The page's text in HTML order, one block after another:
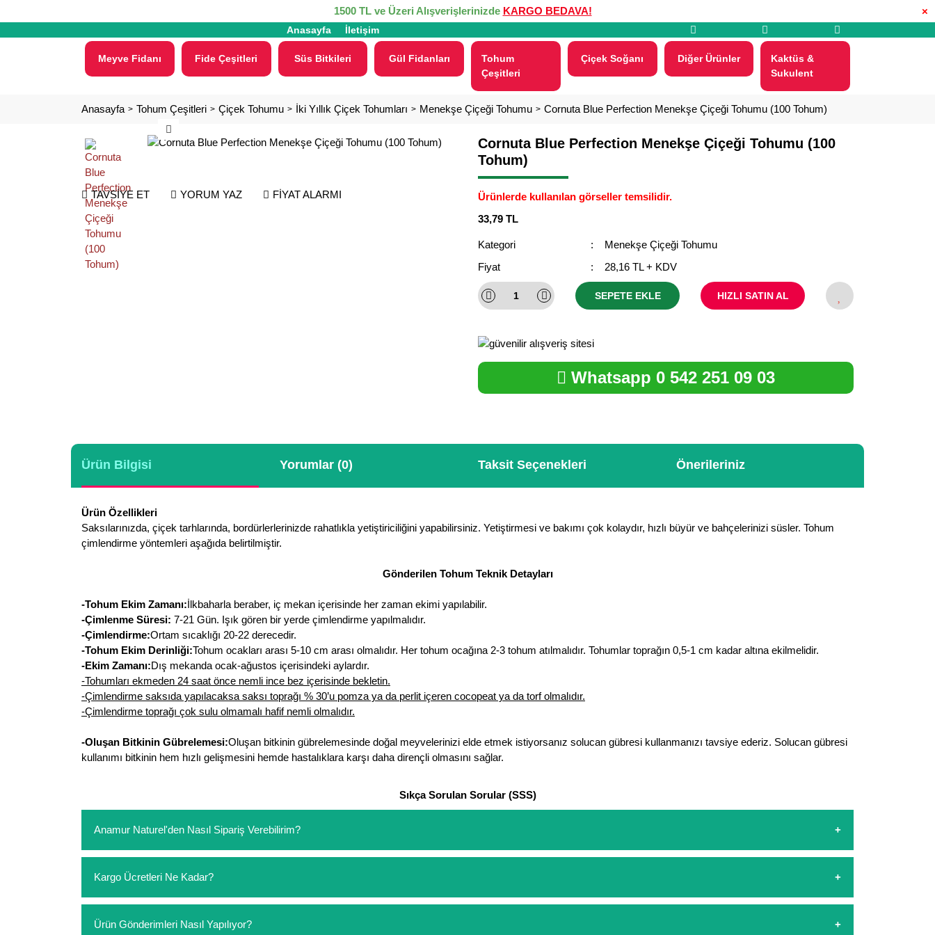
×
1500 TL ve Üzeri Alışverişlerinizde KARGO BEDAVA!
Anasayfa İletişim
Meyve Fidanı Fide Çeşitleri Süs Bitkileri Gül Fidanları
Tohum
Çeşitleri
Çiçek Soğanı Diğer Ürünler
Kaktüs &
Sukulent
Anasayfa Tohum Çeşitleri Çiçek Tohumu İki Yıllık Çiçek Tohumları Menekşe Çiçeği Tohumu Cornuta Blue Perfection Menekşe Çiçeği Tohumu (100 Tohum)
TAVSİYE ET YORUM YAZ FİYAT ALARMI
Cornuta Blue Perfection Menekşe Çiçeği Tohumu (100
Tohum)
Ürünlerde kullanılan görseller temsilidir.
33,79 TL
Kategori
Menekşe Çiçeği Tohumu
Fiyat
28,16 TL + KDV
SEPETE EKLE HIZLI SATIN AL
Whatsapp 0 542 251 09 03
Ürün Bilgisi Yorumlar (0) Taksit Seçenekleri Önerileriniz
Ürün Özellikleri
Saksılarınızda, çiçek tarhlarında, bordürlerlerinizde rahatlıkla yetiştiriciliğini yapabilirsiniz. Yetiştirmesi ve bakımı çok kolaydır, hızlı büyür ve bahçelerinizi süsler. Tohum
çimlendirme yöntemleri aşağıda belirtilmiştir.
Gönderilen Tohum Teknik Detayları
-Tohum Ekim Zamanı:İlkbaharla beraber, iç mekan içerisinde her zaman ekimi yapılabilir.
-Çimlenme Süresi: 7-21 Gün. Işık gören bir yerde çimlendirme yapılmalıdır.
-Çimlendirme:Ortam sıcaklığı 20-22 derecedir.
-Tohum Ekim Derinliği:Tohum ocakları arası 5-10 cm arası olmalıdır. Her tohum ocağına 2-3 tohum atılmalıdır. Tohumlar toprağın 0,5-1 cm kadar altına ekilmelidir.
-Ekim Zamanı:Dış mekanda ocak-ağustos içerisindeki aylardır.
-Tohumları ekmeden 24 saat önce nemli ince bez içerisinde bekletin.
-Çimlendirme saksıda yapılacaksa saksı toprağı % 30’u pomza ya da perlit içeren cocopeat ya da torf olmalıdır.
-Çimlendirme toprağı çok sulu olmamalı hafif nemli olmalıdır.
-Oluşan Bitkinin Gübrelemesi:Oluşan bitkinin gübrelemesinde doğal meyvelerinizi elde etmek istiyorsanız solucan gübresi kullanmanızı tavsiye ederiz. Solucan gübresi
kullanımı bitkinin hem hızlı gelişmesini hemde hastalıklara karşı daha dirençli olmasını sağlar.
Sıkça Sorulan Sorular (SSS)
Anamur Naturel'den Nasıl Sipariş Verebilirim?
sipariş verebilirsiniz. Sitemizden vereceğiniz siparişlerin ödemelerini sipariş verdikten sonra havale/eft veya sipariş aşamasında kredi kartı ile yapabilirsiniz. Kapıda
ödeme yoktur.
Kargo Ücretleri Ne Kadar?
siparişlerinizde sepetinizdeki ürünleri hacimlerine göre bir kargo ücreti ödeme aşamasında sepetinize eklenecektir.
Ürün Gönderimleri Nasıl Yapılıyor?